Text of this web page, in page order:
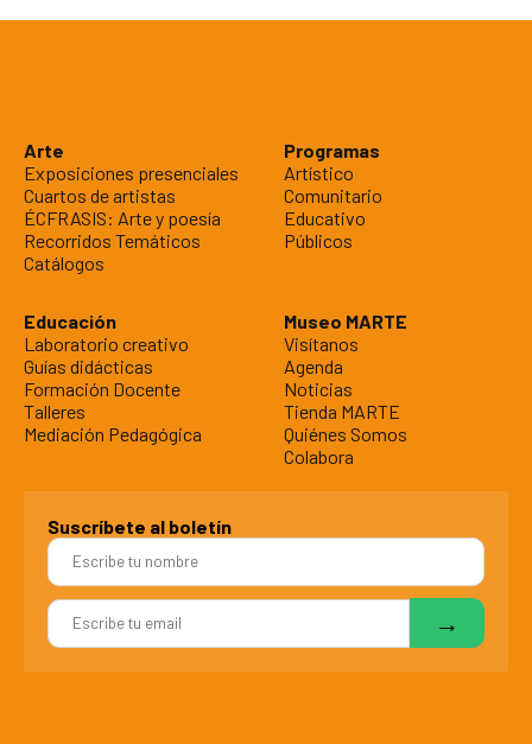
Arte
Exposiciones presenciales
Cuartos de artistas
ÉCFRASIS: Arte y poesía
Recorridos Temáticos
Catálogos
Programas
Artístico
Comunitario
Educativo
Públicos
Educación
Laboratorio creativo
Guías didácticas
Formación Docente
Talleres
Mediación Pedagógica
Museo MARTE
Visítanos
Agenda
Noticias
Tienda MARTE
Quiénes Somos
Colabora
Suscríbete al boletín